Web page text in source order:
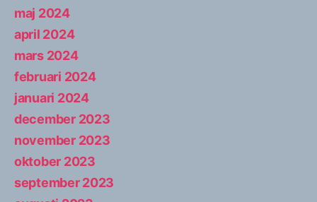
maj 2024
april 2024
mars 2024
februari 2024
januari 2024
december 2023
november 2023
oktober 2023
september 2023